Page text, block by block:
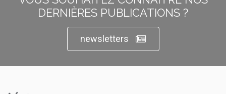
DERNIÈRES PUBLICATIONS ?
newsletters